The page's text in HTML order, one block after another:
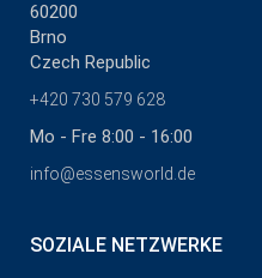
60200
Brno
Czech Republic
+420 730 579 628
Mo - Fre 8:00 - 16:00
info@essensworld.de
SOZIALE NETZWERKE